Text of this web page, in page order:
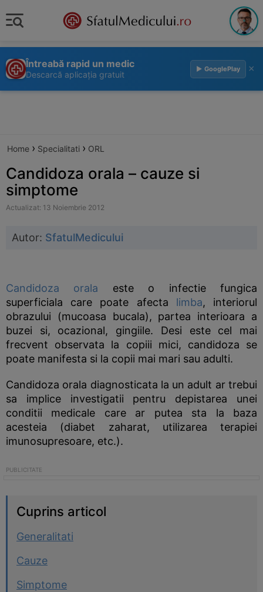
Întreabă rapid un medic
Descarcă aplicația gratuit
▶ GooglePlay ×
Home › Specialitati › ORL
Candidoza orala – cauze si
simptome
Actualizat: 13 Noiembrie 2012
Autor: SfatulMedicului
Candidoza orala este o infectie fungica
superficiala care poate afecta limba, interiorul
obrazului (mucoasa bucala), partea interioara a
buzei si, ocazional, gingiile. Desi este cel mai
frecvent observata la copiii mici, candidoza se
poate manifesta si la copii mai mari sau adulti.
Candidoza orala diagnosticata la un adult ar trebui
sa implice investigatii pentru depistarea unei
conditii medicale care ar putea sta la baza
acesteia (diabet zaharat, utilizarea terapiei
imunosupresoare, etc.).
Cuprins articol
Generalitati
Cauze
Simptome